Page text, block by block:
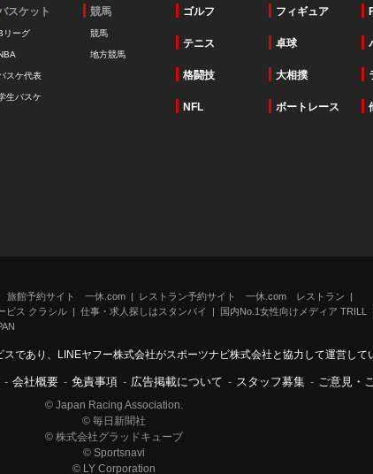
スケット
リーグ
スケ代表
生バスケ
競馬
競馬
地方競馬
ゴルフ フィギュア
テニス 卓球
格闘技 大相撲
NFL ボートレース
旅館予約サイト 一休.com
レストラン予約サイト 一休.com レストラン
ビス クラシル 仕事・求人探しはスタンバイ
国内No.1女性向けメディア TRILL
であり、LINEヤフー株式会社がスポーツナビ株式会社と協力して運営して
- 会社概要 - 免責事項 - 広告掲載について - スタッフ募集 - ご意見・
© Japan Racing Association.
© 毎日新聞社
© 株式会社グラッドキューブ
© Sportsnavi
© LY Corporation